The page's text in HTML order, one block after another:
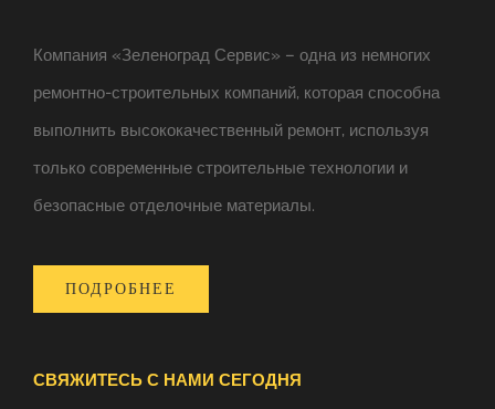
Компания «Зеленоград Сервис» – одна из немногих
ремонтно-строительных компаний, которая способна
выполнить высококачественный ремонт, используя
только современные строительные технологии и
безопасные отделочные материалы.
ПОДРОБНЕЕ
СВЯЖИТЕСЬ С НАМИ СЕГОДНЯ